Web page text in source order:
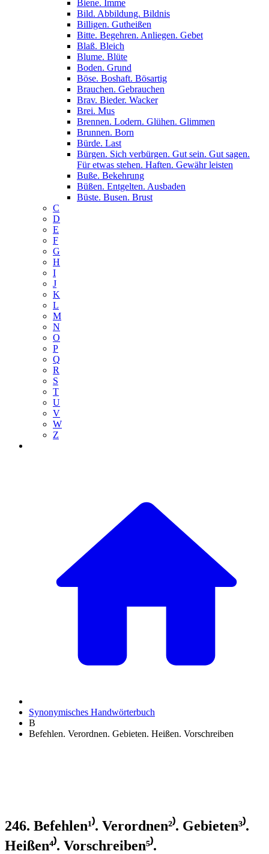
Biene. Imme
Bild. Abbildung. Bildnis
Billigen. Gutheißen
Bitte. Begehren. Anliegen. Gebet
Blaß. Bleich
Blume. Blüte
Boden. Grund
Böse. Boshaft. Bösartig
Brauchen. Gebrauchen
Brav. Bieder. Wacker
Brei. Mus
Brennen. Lodern. Glühen. Glimmen
Brunnen. Born
Bürde. Last
Bürgen. Sich verbürgen. Gut sein. Gut sagen.
Für etwas stehen. Haften. Gewähr leisten
Buße. Bekehrung
Büßen. Entgelten. Ausbaden
Büste. Busen. Brust
C
D
E
F
G
H
I
J
K
L
M
N
O
P
Q
R
S
T
U
V
W
Z
Synonymisches Handwörterbuch
B
Befehlen. Verordnen. Gebieten. Heißen. Vorschreiben
246. Befehlen¹⁾. Verordnen²⁾. Gebieten³⁾.
Heißen⁴⁾. Vorschreiben⁵⁾.